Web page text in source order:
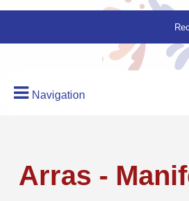
Navigation
Arras -